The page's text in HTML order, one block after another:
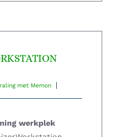
met Memon
werkplek